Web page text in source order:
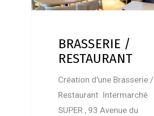
BRASSERIE /
RESTAURANT
Création d'une Brasserie /
Restaurant Intermarché
SUPER , 93 Avenue du